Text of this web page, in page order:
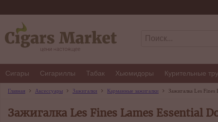
Сигары Сигариллы Табак Хьюмидоры Курительные
Главная Аксессуары Зажигалки Карманные зажигалки Зажигалка Les
Зажигалка Les Fines Lames Essential